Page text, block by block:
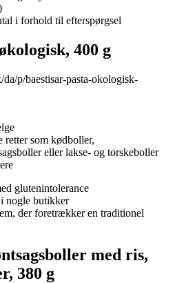
i forhold til efterspørgsel
400 g
p/baestisar-pasta-okologisk-
retter som kødboller,
eller lakse- og torskeboller
glutenintolerance
nogle butikker
der foretrækker en traditionel
med ris,
380 g